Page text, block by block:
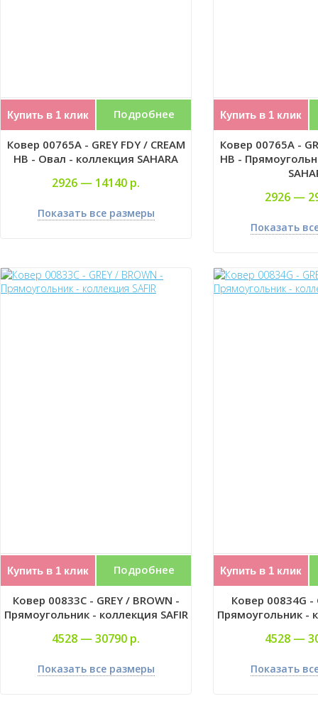
Купить в 1 клик Подробнее
Ковер 00765A - GREY FDY / CREAM
HB - Овал - коллекция SAHARA
2926 — 14140 р.
Показать все размеры
Купить в 1 клик
Ковер 00765A -
HB -
2926 —
Показать
Купить в 1 клик Подробнее
Ковер 00833C - GREY / BROWN -
Прямоугольник - коллекция SAFIR
4528 — 30790 р.
Показать все размеры
Купить в 1 клик
Ковер 00834G -
Прямоугольник -
4528 —
Показать